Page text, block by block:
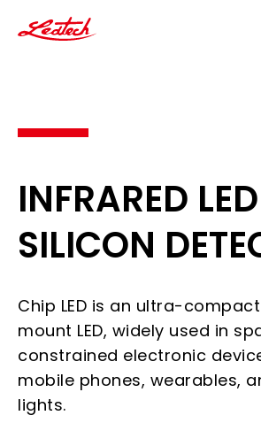
INFRARED
SILICON
Chip LED is an ultra-
mount LED, widely used in
constrained electronic
mobile phones, wearables,
lights.